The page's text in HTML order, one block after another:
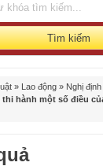
Tìm kiếm
» Lao động » Nghị định
hành một số điều